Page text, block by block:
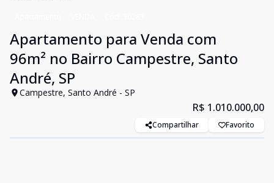
Apartamento para Venda com
96m² no Bairro Campestre, Santo
André, SP
Campestre, Santo André - SP
R$ 1.010.000,00
Compartilhar Favorito